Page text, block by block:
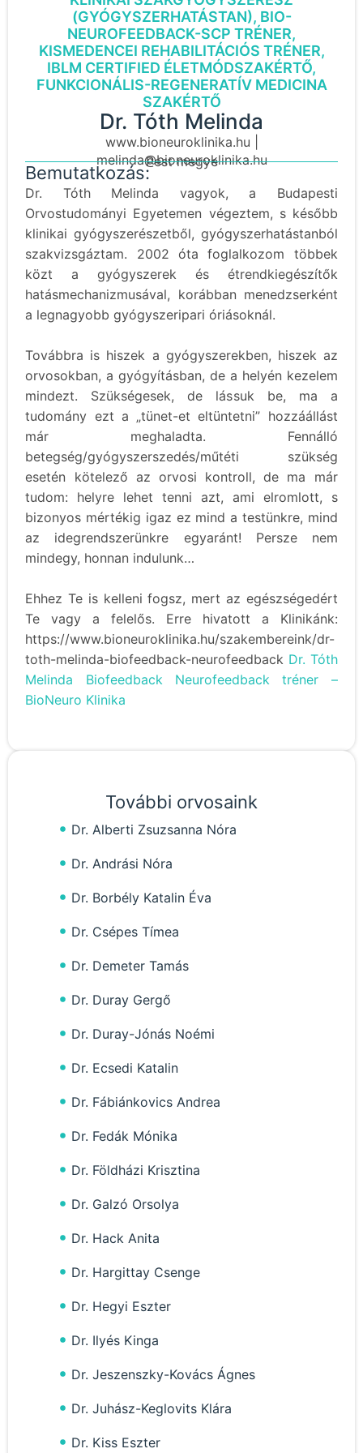
(GYÓGYSZERHATÁSTAN), BIO-
NEUROFEEDBACK-SCP TRÉNER,
KISMEDENCEI REHABILITÁCIÓS TRÉNER,
IBLM CERTIFIED ÉLETMÓDSZAKÉRTŐ,
FUNKCIONÁLIS-REGENERATÍV MEDICINA
SZAKÉRTŐ
Dr. Tóth Melinda
www.bioneuroklinika.hu |
melinda@bioneuroklinika.hu
Pest megye
Bemutatkozás:
Dr. Tóth Melinda vagyok, a Budapesti
Orvostudományi Egyetemen végeztem, s később
klinikai gyógyszerészetből, gyógyszerhatástanból
szakvizsgáztam. 2002 óta foglalkozom többek
közt a gyógyszerek és étrendkiegészítők
hatásmechanizmusával, korábban menedzserként
a legnagyobb gyógyszeripari óriásoknál.
Továbbra is hiszek a gyógyszerekben, hiszek az
orvosokban, a gyógyításban, de a helyén kezelem
mindezt. Szükségesek, de lássuk be, ma a
tudomány ezt a „tünet-et eltüntetni” hozzáállást
már meghaladta. Fennálló
betegség/gyógyszerszedés/műtéti szükség
esetén kötelező az orvosi kontroll, de ma már
tudom: helyre lehet tenni azt, ami elromlott, s
bizonyos mértékig igaz ez mind a testünkre, mind
az idegrendszerünkre egyaránt! Persze nem
mindegy, honnan indulunk…
Ehhez Te is kelleni fogsz, mert az egészségedért
Te vagy a felelős. Erre hivatott a Klinikánk:
https://www.bioneuroklinika.hu/szakembereink/dr-
toth-melinda-biofeedback-neurofeedback Dr. Tóth
Melinda Biofeedback Neurofeedback tréner –
BioNeuro Klinika
További orvosaink
Dr. Alberti Zsuzsanna Nóra
Dr. Andrási Nóra
Dr. Borbély Katalin Éva
Dr. Csépes Tímea
Dr. Demeter Tamás
Dr. Duray Gergő
Dr. Duray-Jónás Noémi
Dr. Ecsedi Katalin
Dr. Fábiánkovics Andrea
Dr. Fedák Mónika
Dr. Földházi Krisztina
Dr. Galzó Orsolya
Dr. Hack Anita
Dr. Hargittay Csenge
Dr. Hegyi Eszter
Dr. Ilyés Kinga
Dr. Jeszenszky-Kovács Ágnes
Dr. Juhász-Keglovits Klára
Dr. Kiss Eszter